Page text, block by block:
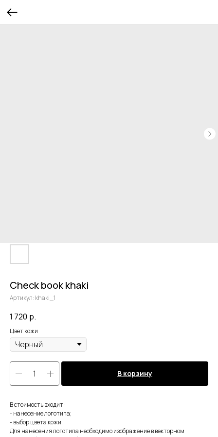
Check book khaki
Артикул: khaki_1
1 720 р.
Цвет кожи
В корзину
В стоимость входит:
- нанесение логотипа;
- выбор цвета кожи.
Для нанесения логотипа необходимо изображение в векторном